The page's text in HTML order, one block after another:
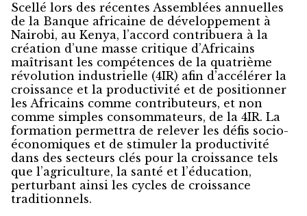
Scellé lors des récentes Assemblées annuelles
de la Banque africaine de développement à
Nairobi, au Kenya, l’accord contribuera à la
création d’une masse critique d’Africains
maîtrisant les compétences de la quatrième
révolution industrielle (4IR) afin d’accélérer la
croissance et la productivité et de positionner
les Africains comme contributeurs, et non
comme simples consommateurs, de la 4IR. La
formation permettra de relever les défis socio-
économiques et de stimuler la productivité
dans des secteurs clés pour la croissance tels
que l’agriculture, la santé et l’éducation,
perturbant ainsi les cycles de croissance
traditionnels.